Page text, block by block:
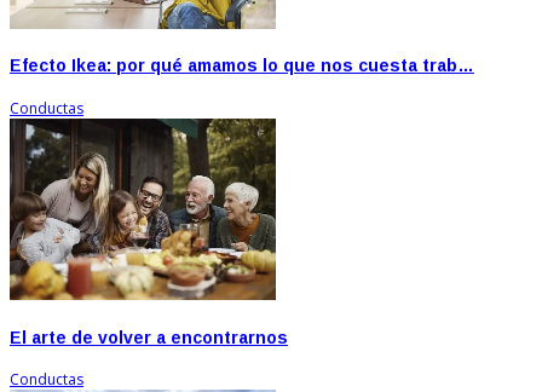
Efecto Ikea: por qué amamos lo que nos cuesta trab…
Conductas
El arte de volver a encontrarnos
Conductas